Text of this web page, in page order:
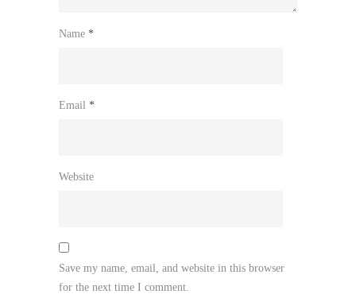
Name *
Email *
Website
Save my name, email, and website in this browser
for the next time I comment.